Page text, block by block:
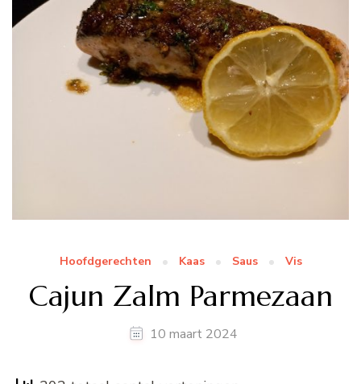
Hoofdgerechten Kaas Saus Vis
Cajun Zalm Parmezaan
10 maart 2024